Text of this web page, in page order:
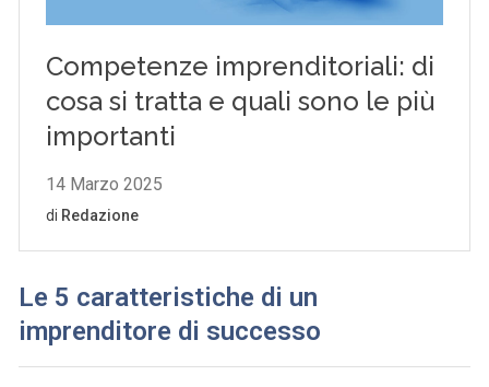
Le 5 caratteristiche di un
imprenditore di successo